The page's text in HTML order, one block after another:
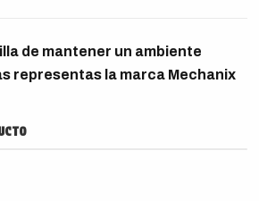
de mantener un ambiente
representas la marca Mechanix